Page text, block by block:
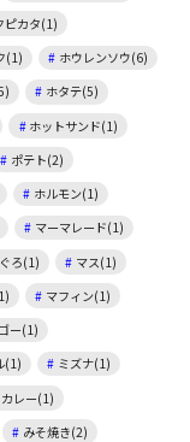
ピカタ(1)
(1)
ホウレンソウ(6)
ホタテ(5)
ホットサンド(1)
ポテト(2)
ホルモン(1)
マーマレード(1)
ろ(1)
マス(1)
マフィン(1)
ー(1)
(1)
ミズナ(1)
レー(1)
みそ焼き(2)